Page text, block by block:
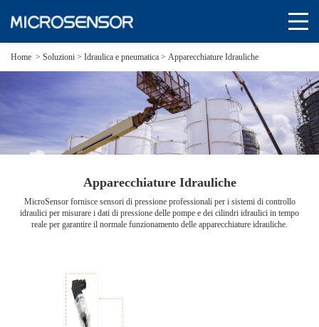
Home > Soluzioni > Idraulica e pneumatica > Apparecchiature Idrauliche
Apparecchiature Idrauliche
MicroSensor fornisce sensori di pressione professionali per i sistemi di controllo
idraulici per misurare i dati di pressione delle pompe e dei cilindri idraulici in tempo
reale per garantire il normale funzionamento delle apparecchiature idrauliche.